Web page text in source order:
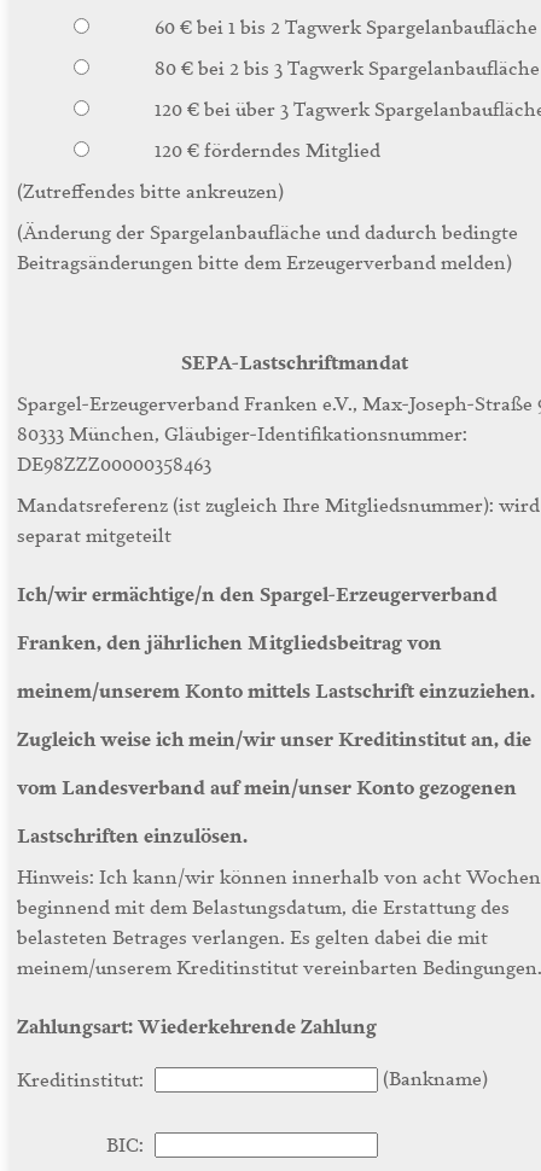
60 € bei 1 bis 2 Tagwerk Spargelanbaufläche
80 € bei 2 bis 3 Tagwerk Spargelanbaufläche
120 € bei über 3 Tagwerk
120 € förderndes Mitglied
(Zutreffendes bitte ankreuzen)
(Änderung der Spargelanbaufläche und dadurch bedingte
Beitragsänderungen bitte dem Erzeugerverband melden)
SEPA-Lastschriftmandat
Spargel-Erzeugerverband Franken e.V., Max-Joseph-Straße
80333 München, Gläubiger-Identifikationsnummer:
DE98ZZZ00000358463
Mandatsreferenz (ist zugleich Ihre Mitgliedsnummer): wird
separat mitgeteilt
Ich/wir ermächtige/n den Spargel-Erzeugerverband
Franken, den jährlichen Mitgliedsbeitrag von
meinem/unserem Konto mittels Lastschrift einzuziehen.
Zugleich weise ich mein/wir unser Kreditinstitut an, die
vom Landesverband auf mein/unser Konto gezogenen
Lastschriften einzulösen.
Hinweis: Ich kann/wir können innerhalb von acht
beginnend mit dem Belastungsdatum, die Erstattung des
belasteten Betrages verlangen. Es gelten dabei die mit
meinem/unserem Kreditinstitut vereinbarten Bedingungen.
Zahlungsart: Wiederkehrende Zahlung
Kreditinstitut: (Bankname)
BIC: